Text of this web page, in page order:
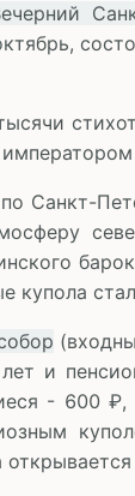
Санкт-
купола
и
- 600